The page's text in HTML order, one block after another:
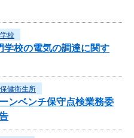
校
学校の電気の調達に関す
健衛生所
ンベンチ保守点検業務委